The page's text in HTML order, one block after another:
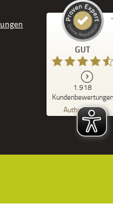
GUT
1.918
Kundenbewertungen
Authentizität
und Erfahrungen zu
eLearning Studieninstitut
92
%
Empfehlungen auf
ProvenExpert.com